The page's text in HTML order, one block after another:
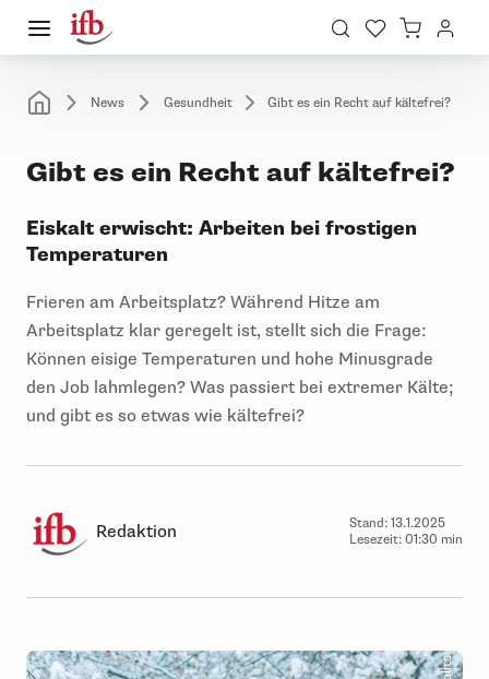
News Gesundheit Gibt es ein Recht auf kältefrei?
Gibt es ein Recht auf kältefrei?
Eiskalt erwischt: Arbeiten bei frostigen
Temperaturen
Frieren am Arbeitsplatz? Während Hitze am
Arbeitsplatz klar geregelt ist, stellt sich die Frage:
Können eisige Temperaturen und hohe Minusgrade
den Job lahmlegen? Was passiert bei extremer Kälte;
und gibt es so etwas wie kältefrei?
Redaktion Stand: 13.1.2025
Lesezeit: 01:30 min